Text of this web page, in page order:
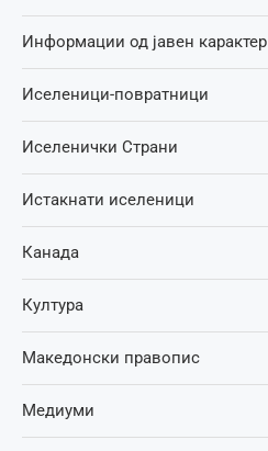
Информации од јавен карактер
Иселеници-повратници
Иселенички Страни
Истакнати иселеници
Канада
Култура
Македонски правопис
Медиуми